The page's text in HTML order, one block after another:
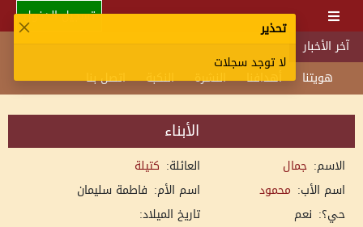
تسجيل الدخول
آخر الأخبار
هويتنا
أهدافنا النشرة النكبة اتصل بنا
الأبناء
الاسم: جمال العائلة: كتيلة
اسم الأب: محمود اسم الأم: فاطمة سليمان
حي؟: نعم
تاريخ الميلاد:
تحذير
لا توجد سجلات